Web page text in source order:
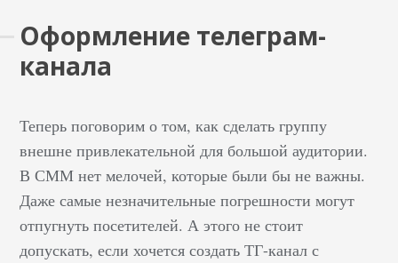
Оформление телеграм-
канала
Теперь поговорим о том, как сделать группу
внешне привлекательной для большой аудитории.
В СММ нет мелочей, которые были бы не важны.
Даже самые незначительные погрешности могут
отпугнуть посетителей. А этого не стоит
допускать, если хочется создать ТГ-канал с